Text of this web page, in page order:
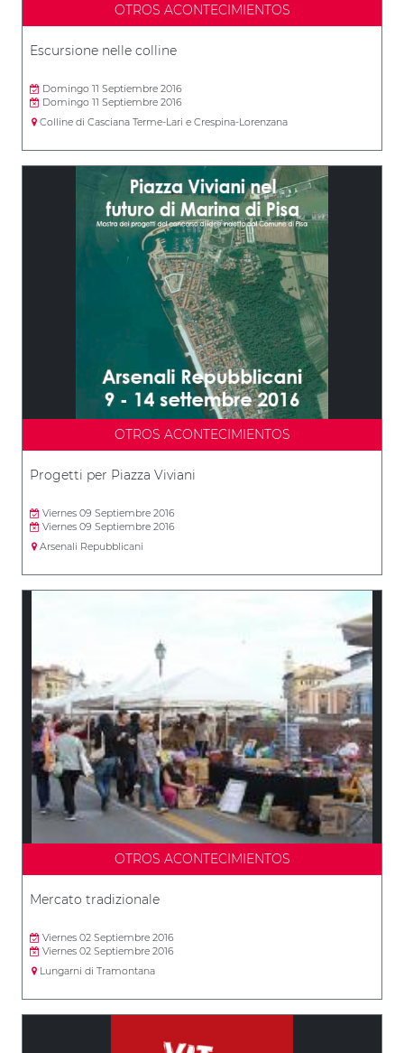
OTROS ACONTECIMIENTOS
Escursione nelle colline
Domingo 11 Septiembre 2016
Domingo 11 Septiembre 2016
Colline di Casciana Terme-Lari e Crespina-Lorenzana
OTROS ACONTECIMIENTOS
Progetti per Piazza Viviani
Viernes 09 Septiembre 2016
Viernes 09 Septiembre 2016
Arsenali Repubblicani
OTROS ACONTECIMIENTOS
Mercato tradizionale
Viernes 02 Septiembre 2016
Viernes 02 Septiembre 2016
Lungarni di Tramontana